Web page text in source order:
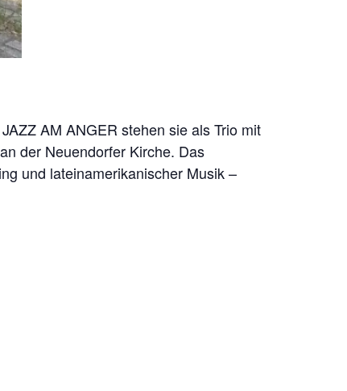
AM ANGER stehen sie als Trio mit
der Neuendorfer Kirche. Das
und lateinamerikanischer Musik –